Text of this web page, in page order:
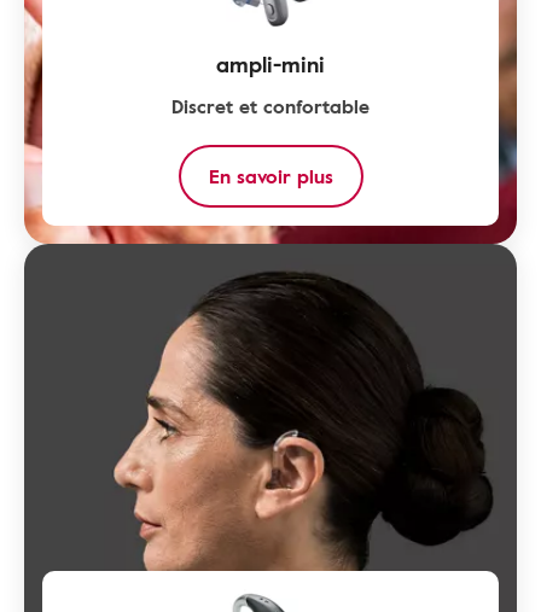
ampli-mini
Discret et confortable
En savoir plus